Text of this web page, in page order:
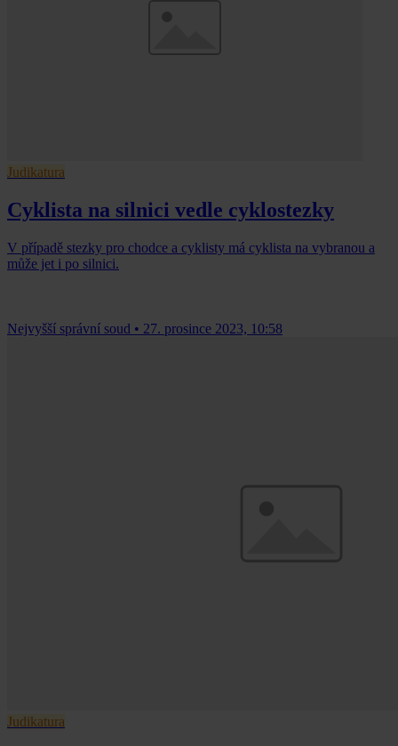
Judikatura
Cyklista na silnici vedle cyklostezky
V případě stezky pro chodce a cyklisty má cyklista na vybranou a
může jet i po silnici.
Nejvyšší správní soud • 27. prosince 2023, 10:58
Judikatura